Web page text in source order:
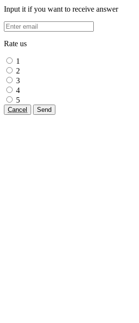
Input it if you want to receive answer
Rate us
1
2
3
4
5
Cancel Send